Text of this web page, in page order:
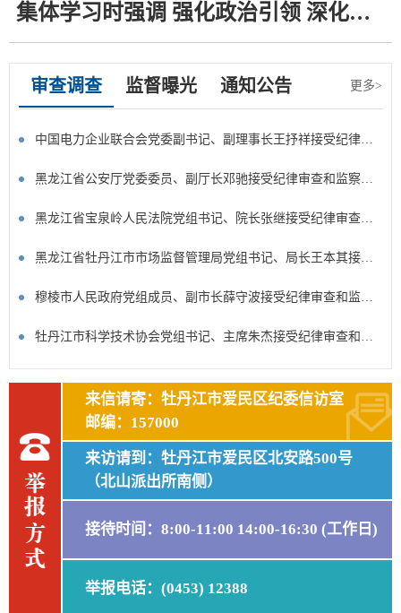
集体学习时强调 强化政治引领 深化创
新发展 高质量推进国防和军队现代化
审查调查 监督曝光 通知公告 更多>
中国电力企业联合会党委副书记、副理事长王抒祥接受纪律审查和监察调查
黑龙江省公安厅党委委员、副厅长邓驰接受纪律审查和监察调查
黑龙江省宝泉岭人民法院党组书记、院长张继接受纪律审查和监察调查
黑龙江省牡丹江市市场监督管理局党组书记、局长王本其接受纪律审查和监察调查
穆棱市人民政府党组成员、副市长薛守波接受纪律审查和监察调查
牡丹江市科学技术协会党组书记、主席朱杰接受纪律审查和监察调查
来信请寄：牡丹江市爱民区纪委信访室
邮编：157000
来访请到：牡丹江市爱民区北安路500号
（北山派出所南侧）
接待时间：8:00-11:00 14:00-16:30 (工作日)
举报电话：(0453) 12388